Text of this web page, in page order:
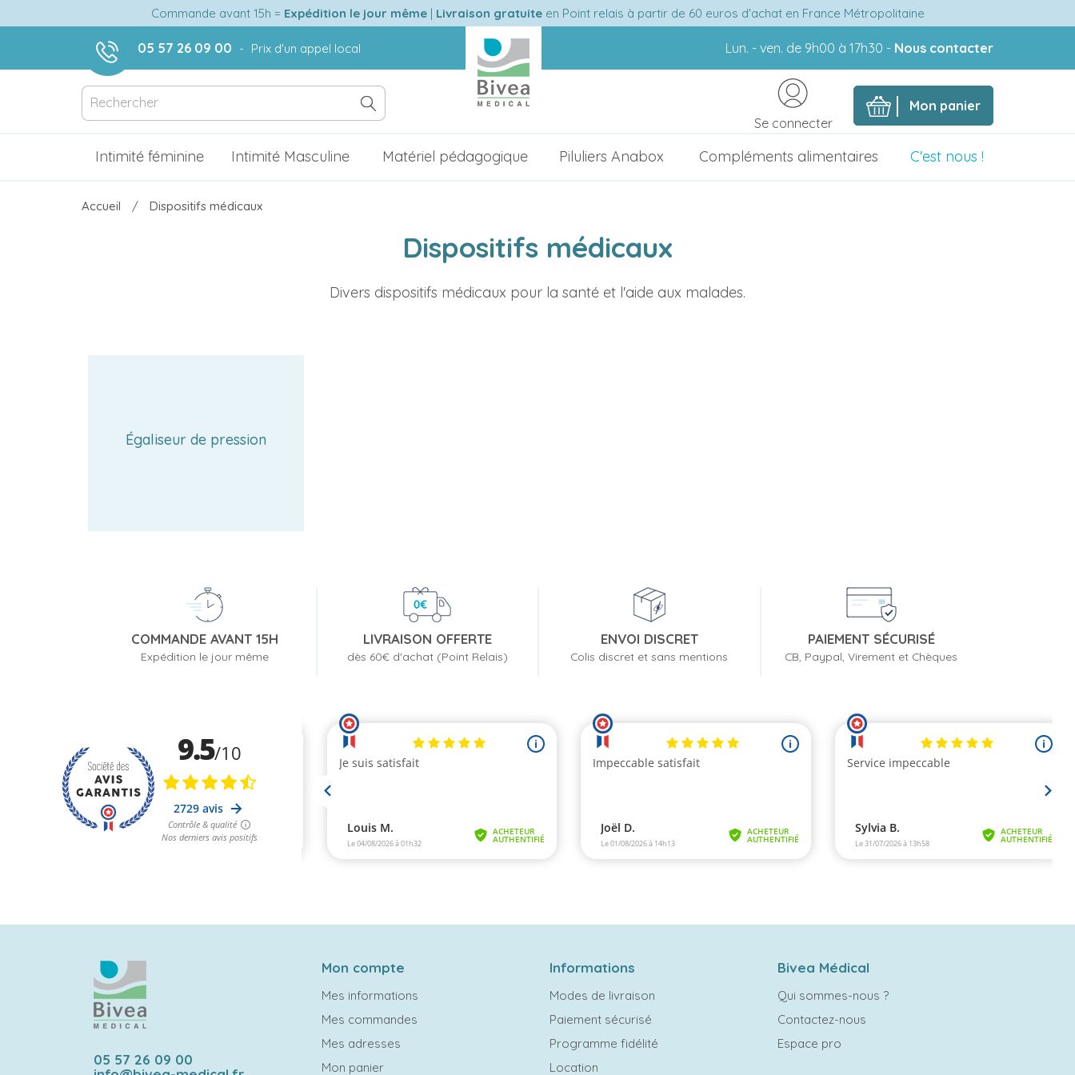
Commande avant 15h = Expédition le jour même| Livraison gratuiteen Point relais à partir de 60 euros d'achat en France Métropolitaine
05 57 26 09 00 - Prix d'un appel local Lun. - ven. de 9h00 à 17h30 - Nous contacter
Mon panier
Se connecter
Intimité féminine Intimité Masculine Matériel pédagogique Piluliers Anabox Compléments alimentaires C'est nous !
Accueil Dispositifs médicaux
Dispositifs médicaux
Divers dispositifs médicaux pour la santé et l'aide aux malades.
Égaliseur de pression
COMMANDE AVANT 15H
Expédition le jour même
LIVRAISON OFFERTE
dès 60€ d'achat (Point Relais)
ENVOI DISCRET
Colis discret et sans mentions
PAIEMENT SÉCURISÉ
CB, Paypal, Virement et Chèques
05 57 26 09 00
Mon compte
Mes informations
Mes commandes
Mes adresses
Mon panier
Informations
Modes de livraison
Paiement sécurisé
Programme fidélité
Location
Bivea Médical
Qui sommes-nous ?
Contactez-nous
Espace pro